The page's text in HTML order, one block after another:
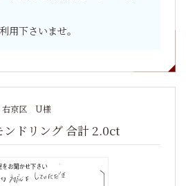
用下さいませ。
京区 U様
ンドリング 合計 2.0ct